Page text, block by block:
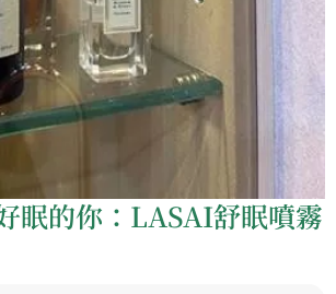
眠的你：LASAI舒眠噴霧